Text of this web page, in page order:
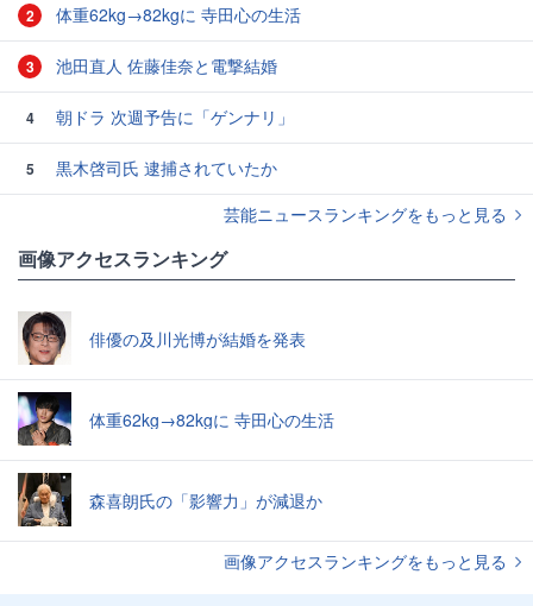
2 体重62kg→82kgに 寺田心の生活
3 池田直人 佐藤佳奈と電撃結婚
4 朝ドラ 次週予告に「ゲンナリ」
5
黒木啓司氏 逮捕されていたか
芸能ニュースランキングをもっと見る
画像アクセスランキング
俳優の及川光博が結婚を発表
体重62kg→82kgに 寺田心の生活
森喜朗氏の「影響力」が減退か
画像アクセスランキングをもっと見る